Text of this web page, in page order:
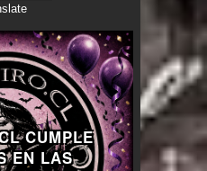
CUMPLE
EN LAS